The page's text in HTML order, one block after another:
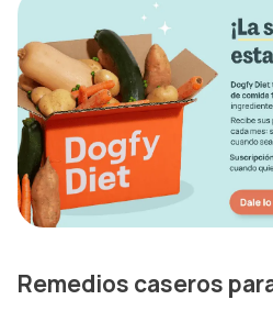
Remedios caseros